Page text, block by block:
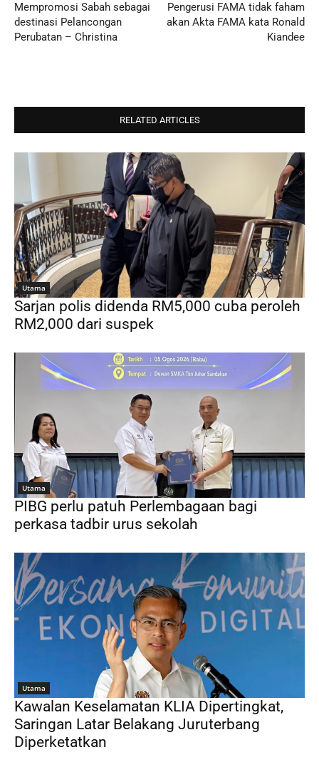
Mempromosi Sabah sebagai
destinasi Pelancongan
Perubatan – Christina
Pengerusi FAMA tidak faham
akan Akta FAMA kata Ronald
Kiandee
RELATED ARTICLES
Utama
Sarjan polis didenda RM5,000 cuba peroleh
RM2,000 dari suspek
Utama
PIBG perlu patuh Perlembagaan bagi
perkasa tadbir urus sekolah
Utama
Kawalan Keselamatan KLIA Dipertingkat,
Saringan Latar Belakang Juruterbang
Diperketatkan